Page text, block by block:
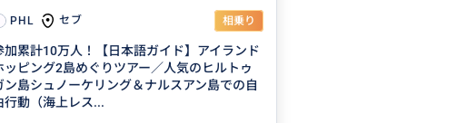
PHL セブ 相乗り
加累計10万人！【日本語ガイド】アイランド
ッピング2島めぐりツアー／人気のヒルトゥ
ン島シュノーケリング＆ナルスアン島での自
行動（海上レス...